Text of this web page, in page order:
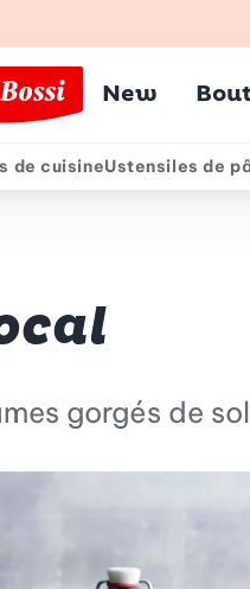
Menu
New
de cuisineUstensiles de
gorgés de